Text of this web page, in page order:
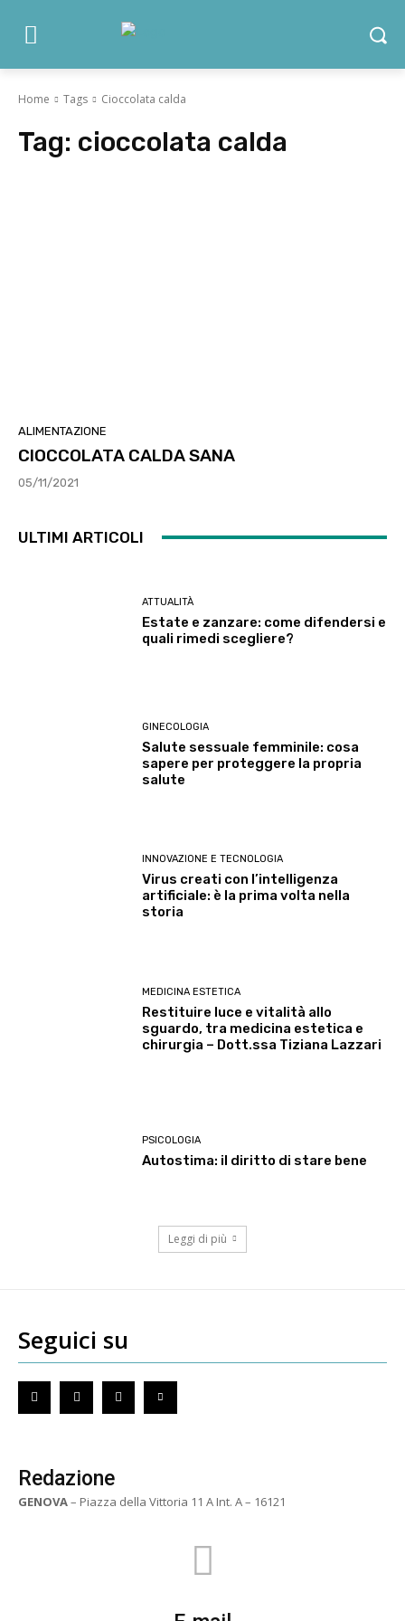
Home Tags Cioccolata calda
Tag: cioccolata calda
ALIMENTAZIONE
CIOCCOLATA CALDA SANA
05/11/2021
ULTIMI ARTICOLI
ATTUALITÀ
Estate e zanzare: come difendersi e
quali rimedi scegliere?
GINECOLOGIA
Salute sessuale femminile: cosa
sapere per proteggere la propria
salute
INNOVAZIONE E TECNOLOGIA
Virus creati con l’intelligenza
artificiale: è la prima volta nella
storia
MEDICINA ESTETICA
Restituire luce e vitalità allo
sguardo, tra medicina estetica e
chirurgia – Dott.ssa Tiziana Lazzari
PSICOLOGIA
Autostima: il diritto di stare bene
Leggi di più
Seguici su
Redazione
GENOVA– Piazza della Vittoria 11 A Int. A – 16121